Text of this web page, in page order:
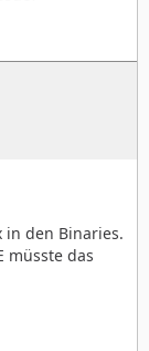
in den Binaries.
müsste das